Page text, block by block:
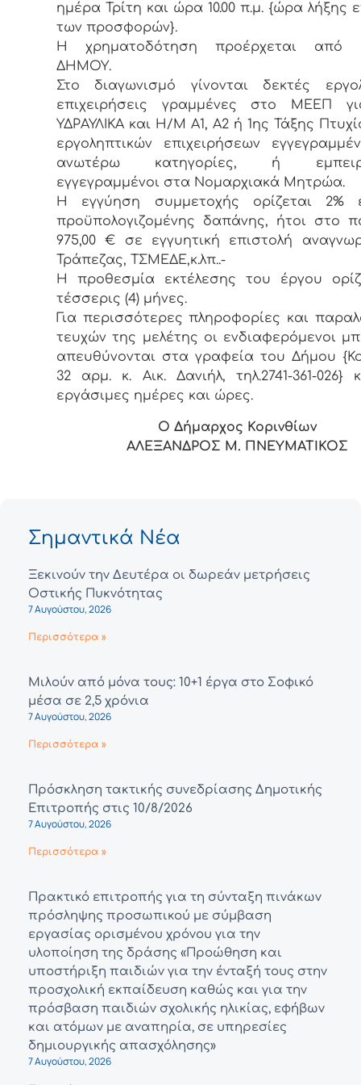
ημέρα Τρίτη και ώρα 10.00 π.μ. {ώρα λήξης
των προσφορών}.
Η χρηματοδότηση προέρχεται από
ΔΗΜΟΥ.
Στο διαγωνισμό γίνονται δεκτές
επιχειρήσεις γραμμένες στο ΜΕΕΠ
ΥΔΡΑΥΛΙΚΑ και Η/Μ Α1, Α2 ή 1ης Τάξης
εργοληπτικών επιχειρήσεων
ανωτέρω κατηγορίες, ή
εγγεγραμμένοι στα Νομαρχιακά Μητρώα.
Η εγγύηση συμμετοχής ορίζεται 2%
προϋπολογιζομένης δαπάνης, ήτοι στο
975,00 € σε εγγυητική επιστολή
Τράπεζας, ΤΣΜΕΔΕ,κ.λπ..-
Η προθεσμία εκτέλεσης του έργου
τέσσερις (4) μήνες.
Για περισσότερες πληροφορίες και
τευχών της μελέτης οι ενδιαφερόμενοι
απευθύνονται στα γραφεία του Δήμου
32 αρμ. κ. Αικ. Δανιήλ, τηλ.2741-361-026}
εργάσιμες ημέρες και ώρες.
Ο Δήμαρχος Κορινθίων
ΑΛΕΞΑΝΔΡΟΣ Μ. ΠΝΕΥΜΑΤΙΚΟΣ
Σημαντικά Νέα
Ξεκινούν την Δευτέρα οι δωρεάν μετρήσεις
Οστικής Πυκνότητας
7 Αυγούστου, 2026
Περισσότερα »
Μιλούν από μόνα τους: 10+1 έργα στο Σοφικό
μέσα σε 2,5 χρόνια
7 Αυγούστου, 2026
Περισσότερα »
Πρόσκληση τακτικής συνεδρίασης Δημοτικής
Επιτροπής στις 10/8/2026
7 Αυγούστου, 2026
Περισσότερα »
Πρακτικό επιτροπής για τη σύνταξη πινάκων
πρόσληψης προσωπικού με σύμβαση
εργασίας ορισμένου χρόνου για την
υλοποίηση της δράσης «Προώθηση και
υποστήριξη παιδιών για την ένταξή τους στην
προσχολική εκπαίδευση καθώς και για την
πρόσβαση παιδιών σχολικής ηλικίας, εφήβων
και ατόμων με αναπηρία, σε υπηρεσίες
δημιουργικής απασχόλησης»
7 Αυγούστου, 2026